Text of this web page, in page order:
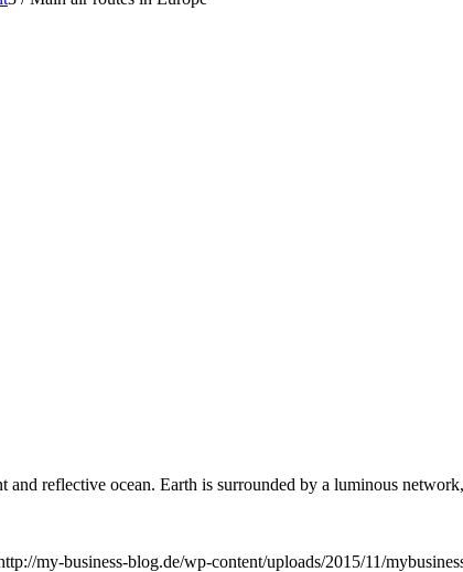
reflective ocean. Earth is surrounded by a luminous
my-business-blog.de/wp-content/uploads/2015/11/